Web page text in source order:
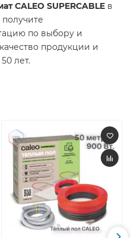
CALEO SUPERCABLE в
по выбору и
продукции и
лет.​